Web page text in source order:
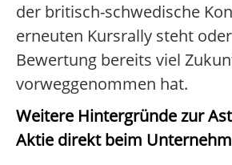
der britisch-schwedische
erneuten Kursrally steht
Bewertung bereits viel
vorweggenommen hat.
Weitere Hintergründe zur
Aktie direkt beim